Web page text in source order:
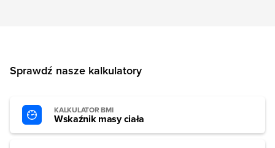
Sprawdź nasze kalkulatory
KALKULATOR BMI
Wskaźnik masy ciała